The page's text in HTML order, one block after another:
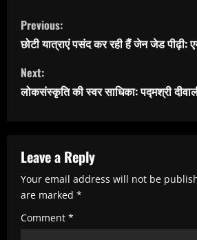
C
o
n
t
u
e
R
e
Previous:
छोटी यात्राएं पसंद कर रही हैं जेन जेड पीढ़ी:
Next:
लोकसंस्कृति की स्वर साधिका: पद्मश्री
Leave a Reply
Your email address will not be
are marked *
Comment *